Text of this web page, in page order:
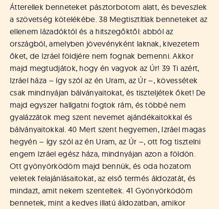
Átterellek benneteket pásztorbotom alatt, és beveszlek
a szövetség kötelékébe. 38 Megtisztítlak benneteket az
ellenem lázadóktól és a hitszegőktől: abból az
országból, amelyben jövevényként laknak, kivezetem
őket, de Izráel földjére nem fognak bemenni. Akkor
majd megtudjátok, hogy én vagyok az Úr! 39 Ti azért,
Izráel háza – így szól az én Uram, az Úr –, kövessétek
csak mindnyájan bálványaitokat, és tiszteljétek őket! De
majd egyszer hallgatni fogtok rám, és többé nem
gyalázzátok meg szent nevemet ajándékaitokkal és
bálványaitokkal. 40 Mert szent hegyemen, Izráel magas
hegyén – így szól az én Uram, az Úr –, ott fog tisztelni
engem Izráel egész háza, mindnyájan azon a földön.
Ott gyönyörködöm majd bennük, és oda hozatom
veletek felajánlásaitokat, az első termés áldozatát, és
mindazt, amit nekem szenteltek. 41 Gyönyörködöm
bennetek, mint a kedves illatú áldozatban, amikor